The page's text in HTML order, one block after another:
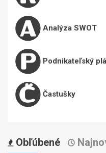
Analýza SWOT
Podnikateľský
Častušky
Obľúbené